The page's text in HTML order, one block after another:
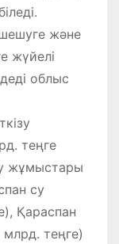
және
жүйелі
облыс
теңге
жұмыстары
су
Қараспан
теңге)